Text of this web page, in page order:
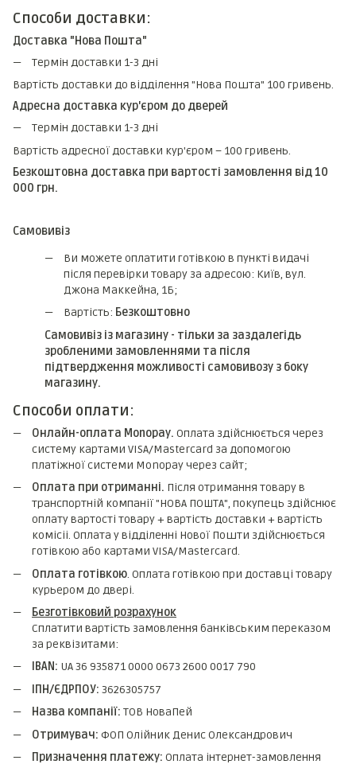
Способи доставки:
Доставка "Нова Пошта"
Термін доставки 1-3 дні
Вартість доставки до відділення "Нова Пошта" 100 гривень.
Адресна доставка кур'єром до дверей
Термін доставки 1-3 дні
Вартість адресної доставки кур'єром – 100 гривень.
Безкоштовна доставка при вартості замовлення від 10
000 грн.
Самовивіз
Ви можете оплатити готівкою в пункті видачі
після перевірки товару за адресою: Київ, вул.
Джона Маккейна, 1Б;
Вартість: Безкоштовно
Самовивіз із магазину - тільки за заздалегідь
зробленими замовленнями та після
підтвердження можливості самовивозу з боку
магазину.
Способи оплати:
Онлайн-оплата Monopay. Оплата здійснюється через
систему картами VISA/Mastercard за допомогою
платіжної системи Monopay через сайт;
Оплата при отриманні. Після отримання товару в
транспортній компанії "НОВА ПОШТА", покупець здійснює
оплату вартості товару + вартість доставки + вартість
комicii. Оплата у відділенні Нової Пошти здійснюється
готівкою або картами VISA/Mastercard.
Оплата готівкою. Оплата готівкою при доставці товару
курьером до двері.
Безготівковий розрахунок
Сплатити вартість замовлення банківським переказом
за реквізитами:
IBAN: UA 36 935871 0000 0673 2600 0017 790
ІПН/ЄДРПОУ: 3626305757
Назва компанії: ТОВ НоваПей
Отримувач: ФОП Олійник Денис Олександрович
Призначення платежу: Оплата інтернет-замовлення